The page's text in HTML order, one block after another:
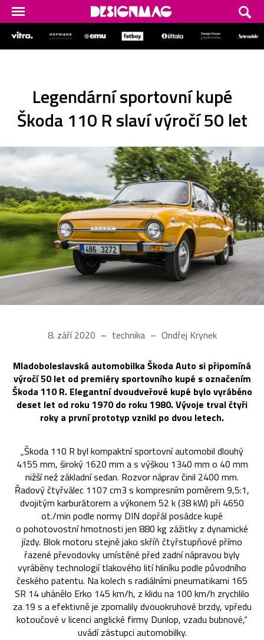
Legendární sportovní kupé
Škoda 110 R slaví výročí 50 let
8. září 2020 technika Ondřej Krynek
Mladoboleslavská automobilka Škoda Auto si připomíná
výročí 50 let od premiéry sportovního kupé s označením
Škoda 110 R. Elegantní dvoudveřové kupé bylo vyráběno
deset let od roku 1970 do roku 1980. Vývoje trval čtyři
roky a první prototyp vznikl po dvou letech.
„Škoda 110 R byl kompaktní sportovní automobil dlouhý
4155 mm, široký 1620 mm a s výškou 1340 mm o 40 mm
nižší než základní sedan. Rozvor náprav činil 2400 mm.
Řadový čtyřválec 1107 cm3 s kompresním poměrem 9,5:1,
dvojitým karburátorem a výkonem 52 k (38 kW) při 4650
ot./min podle normy DIN dopřál posádce kupé
o pohotovostní hmotnosti jen 880 kg zážitky z dynamické
jízdy. Blok motoru stejně jako skříň čtyřstupňové přímo
řazené převodovky umístěné před zadní nápravou byly
vyráběny technologií tlakového lití hliníku podle původního
českého patentu. Na kolech s radiálními pneumatikami 165
SR 14 uhánělo Erko 145 km/h, z klidu na 100 km/h zrychlilo
za 19 s a efektivně je zpomalily dvouokruhové brzdy, vpředu
kotoučové v licenci anglické firmy Dunlop, vzadu bubnové,“
uvádí zástupci automobilky.